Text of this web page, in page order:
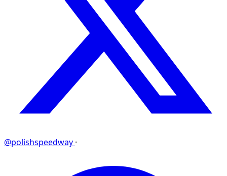
@polishspeedway ·